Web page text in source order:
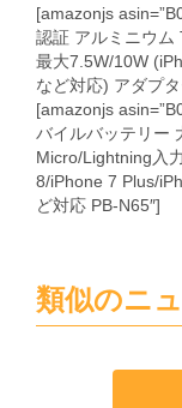
[amazonjs
認証 アルミニウム
最大7.5W/10W
など対応) アダプ
[amazonjs
バイルバッテリー
Micro/Lightning入
8/iPhone 7 Plus/
ど対応 PB-N65″]
類似のニ